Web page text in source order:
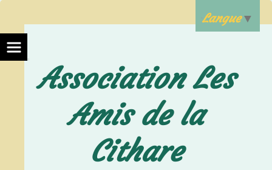
Association Les
Amis de la
Cithare
Langue▼